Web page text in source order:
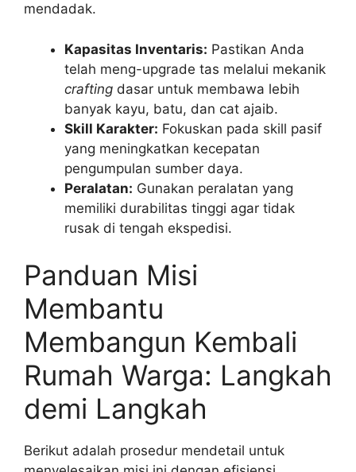
mendadak.
Kapasitas Inventaris: Pastikan Anda
telah meng-upgrade tas melalui mekanik
crafting dasar untuk membawa lebih
banyak kayu, batu, dan cat ajaib.
Skill Karakter: Fokuskan pada skill pasif
yang meningkatkan kecepatan
pengumpulan sumber daya.
Peralatan: Gunakan peralatan yang
memiliki durabilitas tinggi agar tidak
rusak di tengah ekspedisi.
Panduan Misi
Membantu
Membangun Kembali
Rumah Warga: Langkah
demi Langkah
Berikut adalah prosedur mendetail untuk